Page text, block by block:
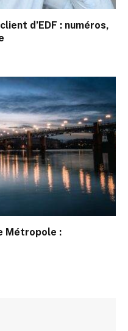
d’EDF : numéros,
Métropole :